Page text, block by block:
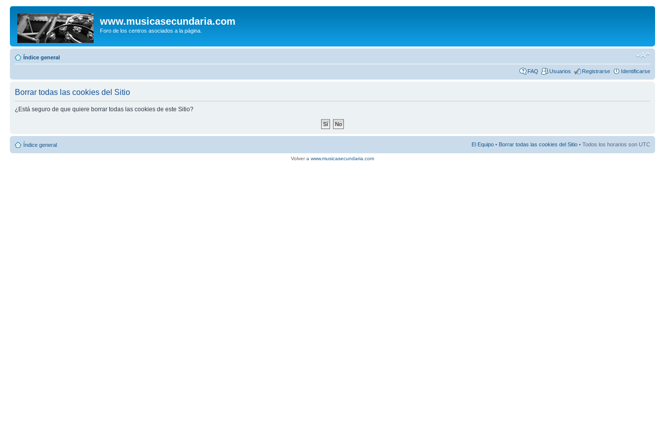
www.musicasecundaria.com
Foro de los centros asociados a la página.
Índice general
FAQ Usuarios Registrarse Identificarse
Borrar todas las cookies del Sitio
¿Está seguro de que quiere borrar todas las cookies de este Sitio?
Índice general El Equipo • Borrar todas las cookies del Sitio • Todos los horarios son UTC
Volver a www.musicasecundaria.com